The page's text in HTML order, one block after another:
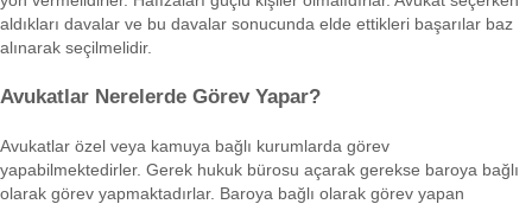
aldıkları davalar ve bu davalar sonucunda elde ettikleri başarılar baz
alınarak seçilmelidir.
Avukatlar Nerelerde Görev Yapar?
Avukatlar özel veya kamuya bağlı kurumlarda görev
yapabilmektedirler. Gerek hukuk bürosu açarak gerekse baroya bağlı
olarak görev yapmaktadırlar. Baroya bağlı olarak görev yapan